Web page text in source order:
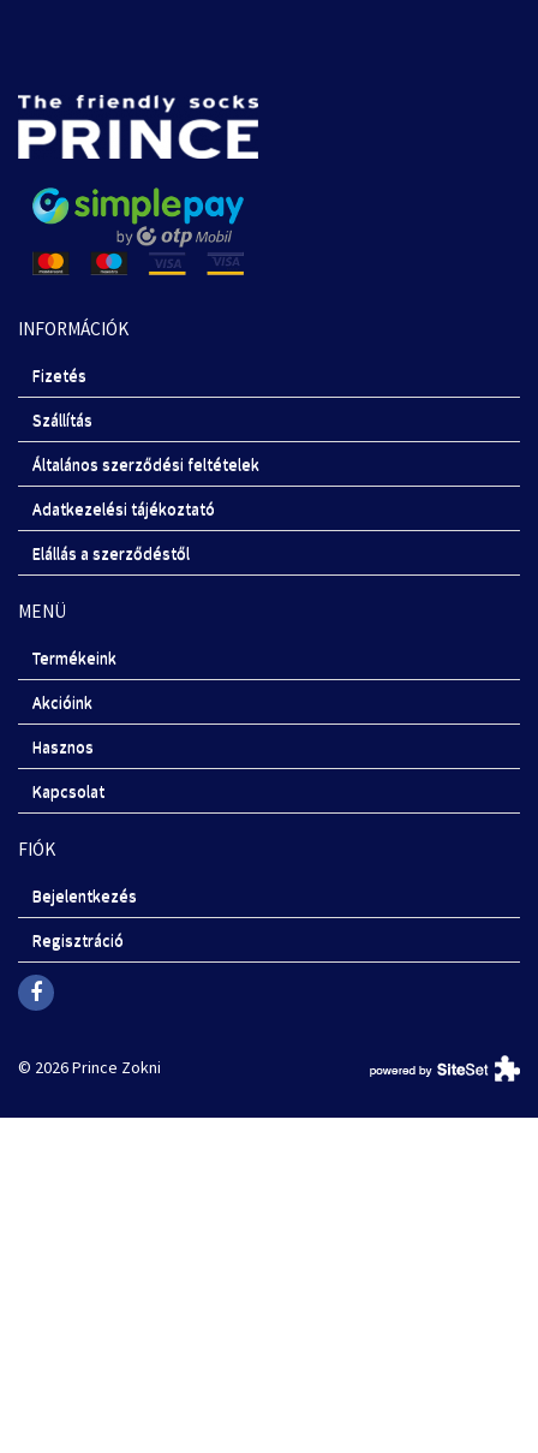
INFORMÁCIÓK
Fizetés
Szállítás
Általános szerződési feltételek
Adatkezelési tájékoztató
Elállás a szerződéstől
MENÜ
Termékeink
Akcióink
Hasznos
Kapcsolat
FIÓK
Bejelentkezés
Regisztráció
© 2026 Prince Zokni